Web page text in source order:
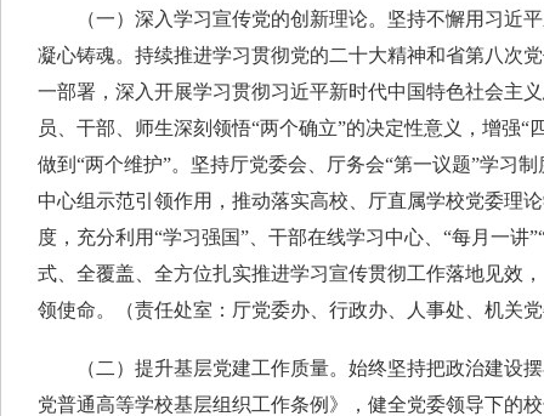
（一）深入学习宣传党的创新理论。坚持不懈用习近平
凝心铸魂。持续推进学习贯彻党的二十大精神和省第八次
一部署，深入开展学习贯彻习近平新时代中国特色社会主
员、干部、师生深刻领悟“两个确立”的决定性意义，增强“
做到“两个维护”。坚持厅党委会、厅务会“第一议题”学习
中心组示范引领作用，推动落实高校、厅直属学校党委理
度，充分利用“学习强国”、干部在线学习中心、“每月一讲
式、全覆盖、全方位扎实推进学习宣传贯彻工作落地见效
领使命。（责任处室：厅党委办、行政办、人事处、机关
（二）提升基层党建工作质量。始终坚持把政治建设摆
党普通高等学校基层组织工作条例》，健全党委领导下的